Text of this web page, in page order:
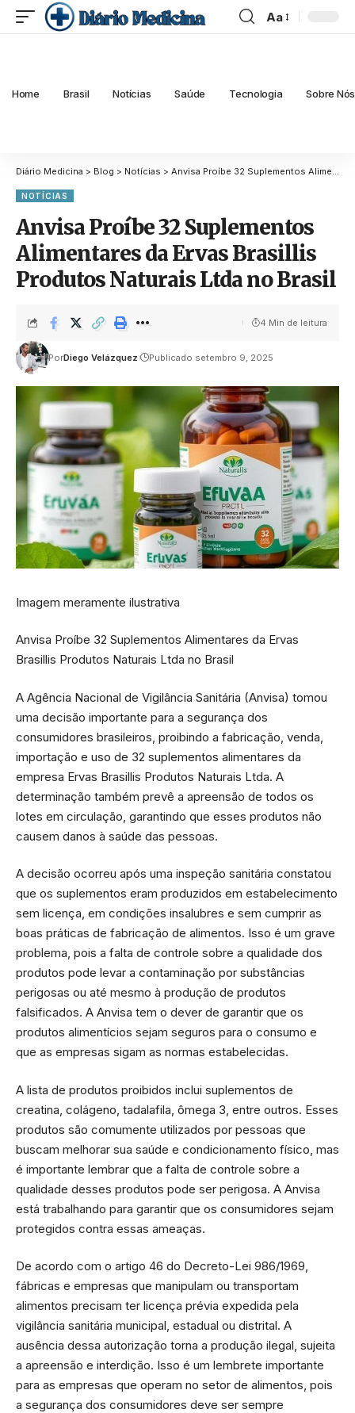
Aa
Home Brasil Notícias Saúde Tecnologia Sobre Nós
Diário Medicina > Blog > Notícias > Anvisa Proíbe 32 Suplementos Alimentares da Ervas Brasillis Produtos Naturais Ltda no Brasil
NOTÍCIAS
Anvisa Proíbe 32 Suplementos
Alimentares da Ervas Brasillis
Produtos Naturais Ltda no Brasil
PorDiego Velázquez Publicado setembro 9, 2025
4 Min de leitura
Imagem meramente ilustrativa
Anvisa Proíbe 32 Suplementos Alimentares da Ervas
Brasillis Produtos Naturais Ltda no Brasil
A Agência Nacional de Vigilância Sanitária (Anvisa) tomou
uma decisão importante para a segurança dos
consumidores brasileiros, proibindo a fabricação, venda,
importação e uso de 32 suplementos alimentares da
empresa Ervas Brasillis Produtos Naturais Ltda. A
determinação também prevê a apreensão de todos os
lotes em circulação, garantindo que esses produtos não
causem danos à saúde das pessoas.
A decisão ocorreu após uma inspeção sanitária constatou
que os suplementos eram produzidos em estabelecimento
sem licença, em condições insalubres e sem cumprir as
boas práticas de fabricação de alimentos. Isso é um grave
problema, pois a falta de controle sobre a qualidade dos
produtos pode levar a contaminação por substâncias
perigosas ou até mesmo à produção de produtos
falsificados. A Anvisa tem o dever de garantir que os
produtos alimentícios sejam seguros para o consumo e
que as empresas sigam as normas estabelecidas.
A lista de produtos proibidos inclui suplementos de
creatina, colágeno, tadalafila, ômega 3, entre outros. Esses
produtos são comumente utilizados por pessoas que
buscam melhorar sua saúde e condicionamento físico, mas
é importante lembrar que a falta de controle sobre a
qualidade desses produtos pode ser perigosa. A Anvisa
está trabalhando para garantir que os consumidores sejam
protegidos contra essas ameaças.
De acordo com o artigo 46 do Decreto-Lei 986/1969,
fábricas e empresas que manipulam ou transportam
alimentos precisam ter licença prévia expedida pela
vigilância sanitária municipal, estadual ou distrital. A
ausência dessa autorização torna a produção ilegal, sujeita
a apreensão e interdição. Isso é um lembrete importante
para as empresas que operam no setor de alimentos, pois
a segurança dos consumidores deve ser sempre